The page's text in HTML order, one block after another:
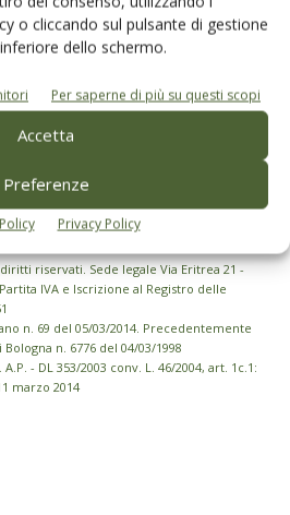
o cliccando sul pulsante di gestione
dello schermo.
Per saperne di più su questi scopi
Accetta
Preferenze
Privacy Policy
riservati. Sede legale Via Eritrea 21 -
IVA e Iscrizione al Registro delle
n. 69 del 05/03/2014. Precedentemente
n. 6776 del 04/03/1998
- DL 353/2003 conv. L. 46/2004, art. 1c.1:
marzo 2014